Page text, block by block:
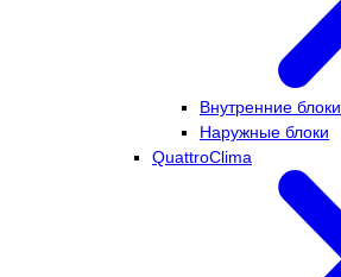
Внутренние блоки
Наружные блоки
QuattroClima